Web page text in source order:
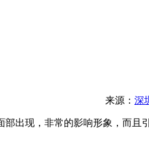
来源： 深
部出现，非常的影响形象，而